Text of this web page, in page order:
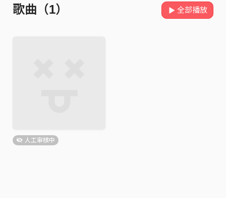
歌曲（1） 全部播放
人工审核中